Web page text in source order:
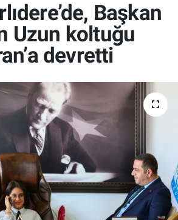
Başkan
Uzun koltuğu
devretti
Durumu ve Fikstür